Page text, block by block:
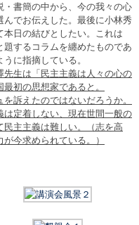
書簡の中から、今の我々の心
でお伝えした。最後に小林秀
日の結びとしたい。これは
題するコラムを纏めたものであ
に指摘している。
生は「民主主義は人々の心の
初の思想家であると。
訴えたのではないだろうか。
は定着しない、現在世間一般の
民主主義は難しい。（志を高
今求められている。）